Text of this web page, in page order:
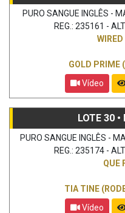
PURO SANGUE INGLÊS -
REG.: 235161 -
GOLD PRIME
Vídeo
LOTE 30
PURO SANGUE INGLÊS -
REG.: 235174 -
QUE
TIA TINE
Vídeo